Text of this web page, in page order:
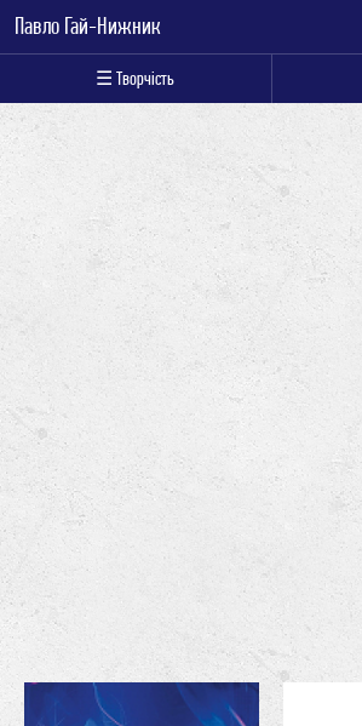
Павло Гай-Нижник
☰ Творчість